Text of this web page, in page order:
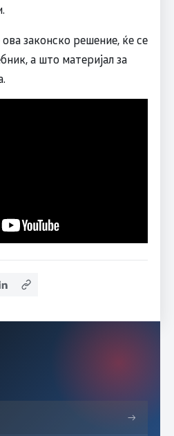
законско решение, ќе се
а што материјал за
→